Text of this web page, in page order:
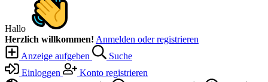
Hallo
Herzlich willkommen! Anmelden oder registrieren
Anzeige aufgeben
Suche
Einloggen
Konto registrieren